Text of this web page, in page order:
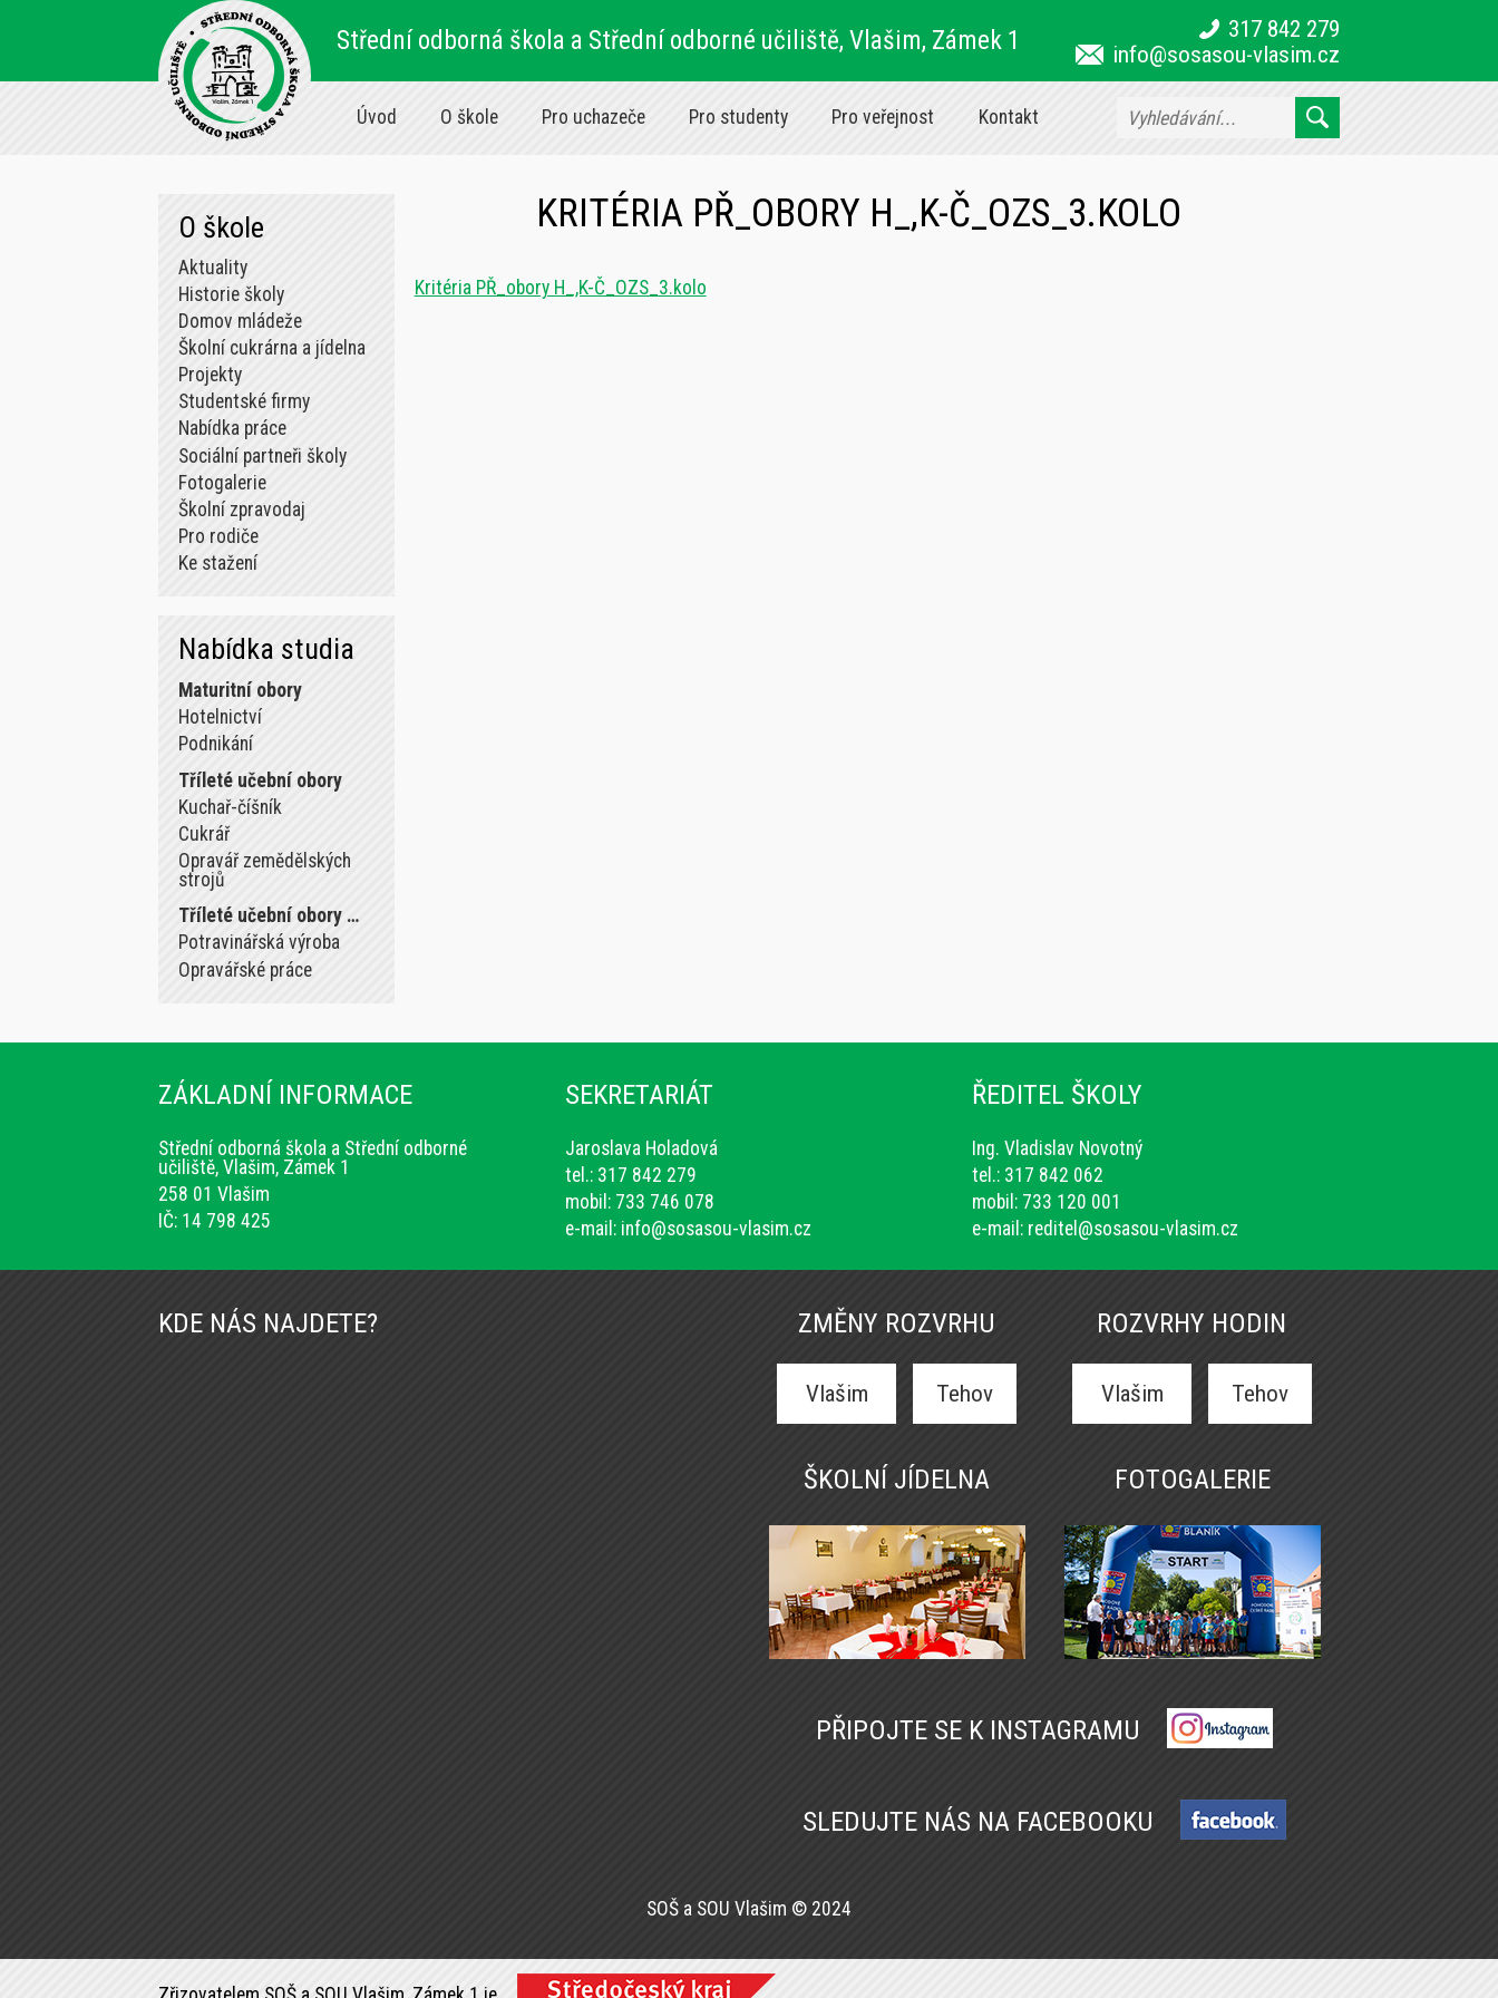
Střední odborná škola a Střední odborné učiliště, Vlašim, Zámek 1
317 842 279
info@sosasou-vlasim.cz
Úvod O škole Pro uchazeče Pro studenty Pro veřejnost Kontakt
O škole
Aktuality
Historie školy
Domov mládeže
Školní cukrárna a jídelna
Projekty
Studentské firmy
Nabídka práce
Sociální partneři školy
Fotogalerie
Školní zpravodaj
Pro rodiče
Ke stažení
Nabídka studia
Maturitní obory
Hotelnictví
Podnikání
Tříleté učební obory
Kuchař-číšník
Cukrář
Opravář zemědělských
strojů
Tříleté učební obory …
Potravinářská výroba
Opravářské práce
KRITÉRIA PŘ_OBORY H_,K-Č_OZS_3.KOLO
Kritéria PŘ_obory H_,K-Č_OZS_3.kolo
ZÁKLADNÍ INFORMACE
Střední odborná škola a Střední odborné
učiliště, Vlašim, Zámek 1
258 01 Vlašim
IČ: 14 798 425
SEKRETARIÁT
Jaroslava Holadová
tel.: 317 842 279
mobil: 733 746 078
e-mail: info@sosasou-vlasim.cz
ŘEDITEL ŠKOLY
Ing. Vladislav Novotný
tel.: 317 842 062
mobil: 733 120 001
e-mail: reditel@sosasou-vlasim.cz
KDE NÁS NAJDETE? ZMĚNY ROZVRHU
Vlašim Tehov
ROZVRHY HODIN
Vlašim Tehov
ŠKOLNÍ JÍDELNA FOTOGALERIE
PŘIPOJTE SE K INSTAGRAMU
SLEDUJTE NÁS NA FACEBOOKU
SOŠ a SOU Vlašim © 2024